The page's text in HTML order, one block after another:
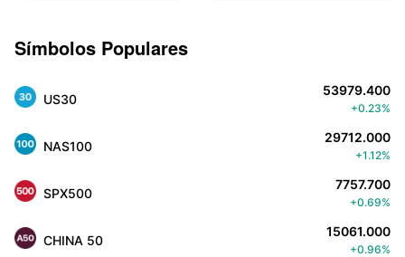
Símbolos Populares
US30
53979.400
+0.23%
NAS100
29712.000
+1.12%
SPX500
7757.700
+0.69%
CHINA 50
15061.000
+0.96%